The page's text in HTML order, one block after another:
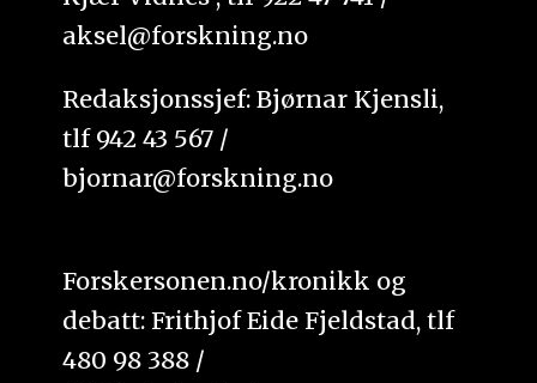
aksel@forskning.no
Redaksjonssjef: Bjørnar Kjensli,
tlf 942 43 567 /
bjornar@forskning.no
Forskersonen.no/kronikk og
debatt: Frithjof Eide Fjeldstad, tlf
480 98 388 /